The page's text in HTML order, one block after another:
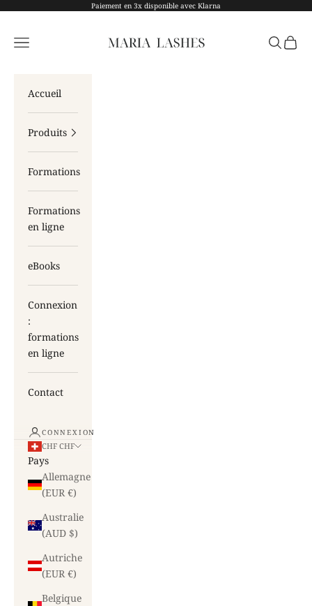
Paiement en 3x disponible avec Klarna
Menu
Panier
Accueil
Produits
Formations
Formations
en ligne
eBooks
Connexion
:
formations
en ligne
Contact
CONNEXION
CHF CHF
Pays
Allemagne
(EUR €)
Australie
(AUD $)
Autriche
(EUR €)
Belgique